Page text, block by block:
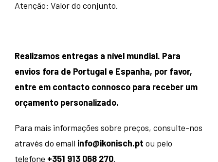
Atenção: Valor do conjunto.
Realizamos entregas a nível mundial. Para
envios fora de Portugal e Espanha, por favor,
entre em contacto connosco para receber um
orçamento personalizado.
Para mais informações sobre preços, consulte-nos
através do email info@ikonisch.pt ou pelo
telefone +351 913 068 270.